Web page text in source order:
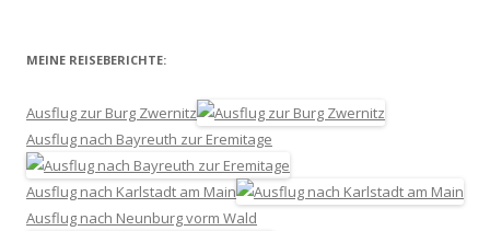
MEINE REISEBERICHTE:
Ausflug zur Burg Zwernitz
Ausflug nach Bayreuth zur Eremitage
Ausflug nach Karlstadt am Main
Ausflug nach Neunburg vorm Wald